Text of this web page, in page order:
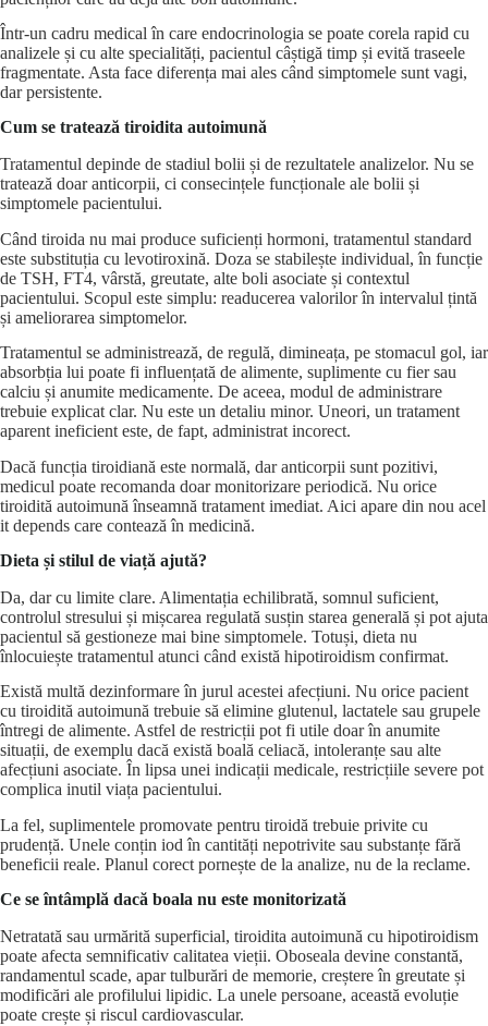
Într-un cadru medical în care endocrinologia se poate corela rapid cu
analizele și cu alte specialități, pacientul câștigă timp și evită traseele
fragmentate. Asta face diferența mai ales când simptomele sunt vagi,
dar persistente.
Cum se tratează tiroidita autoimună
Tratamentul depinde de stadiul bolii și de rezultatele analizelor. Nu se
tratează doar anticorpii, ci consecințele funcționale ale bolii și
simptomele pacientului.
Când tiroida nu mai produce suficienți hormoni, tratamentul standard
este substituția cu levotiroxină. Doza se stabilește individual, în funcție
de TSH, FT4, vârstă, greutate, alte boli asociate și contextul
pacientului. Scopul este simplu: readucerea valorilor în intervalul țintă
și ameliorarea simptomelor.
Tratamentul se administrează, de regulă, dimineața, pe stomacul gol, iar
absorbția lui poate fi influențată de alimente, suplimente cu fier sau
calciu și anumite medicamente. De aceea, modul de administrare
trebuie explicat clar. Nu este un detaliu minor. Uneori, un tratament
aparent ineficient este, de fapt, administrat incorect.
Dacă funcția tiroidiană este normală, dar anticorpii sunt pozitivi,
medicul poate recomanda doar monitorizare periodică. Nu orice
tiroidită autoimună înseamnă tratament imediat. Aici apare din nou acel
it depends care contează în medicină.
Dieta și stilul de viață ajută?
Da, dar cu limite clare. Alimentația echilibrată, somnul suficient,
controlul stresului și mișcarea regulată susțin starea generală și pot ajuta
pacientul să gestioneze mai bine simptomele. Totuși, dieta nu
înlocuiește tratamentul atunci când există hipotiroidism confirmat.
Există multă dezinformare în jurul acestei afecțiuni. Nu orice pacient
cu tiroidită autoimună trebuie să elimine glutenul, lactatele sau grupele
întregi de alimente. Astfel de restricții pot fi utile doar în anumite
situații, de exemplu dacă există boală celiacă, intoleranțe sau alte
afecțiuni asociate. În lipsa unei indicații medicale, restricțiile severe pot
complica inutil viața pacientului.
La fel, suplimentele promovate pentru tiroidă trebuie privite cu
prudență. Unele conțin iod în cantități nepotrivite sau substanțe fără
beneficii reale. Planul corect pornește de la analize, nu de la reclame.
Ce se întâmplă dacă boala nu este monitorizată
Netratată sau urmărită superficial, tiroidita autoimună cu hipotiroidism
poate afecta semnificativ calitatea vieții. Oboseala devine constantă,
randamentul scade, apar tulburări de memorie, creștere în greutate și
modificări ale profilului lipidic. La unele persoane, această evoluție
poate crește și riscul cardiovascular.